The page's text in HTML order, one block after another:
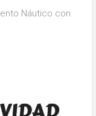
Náutico con